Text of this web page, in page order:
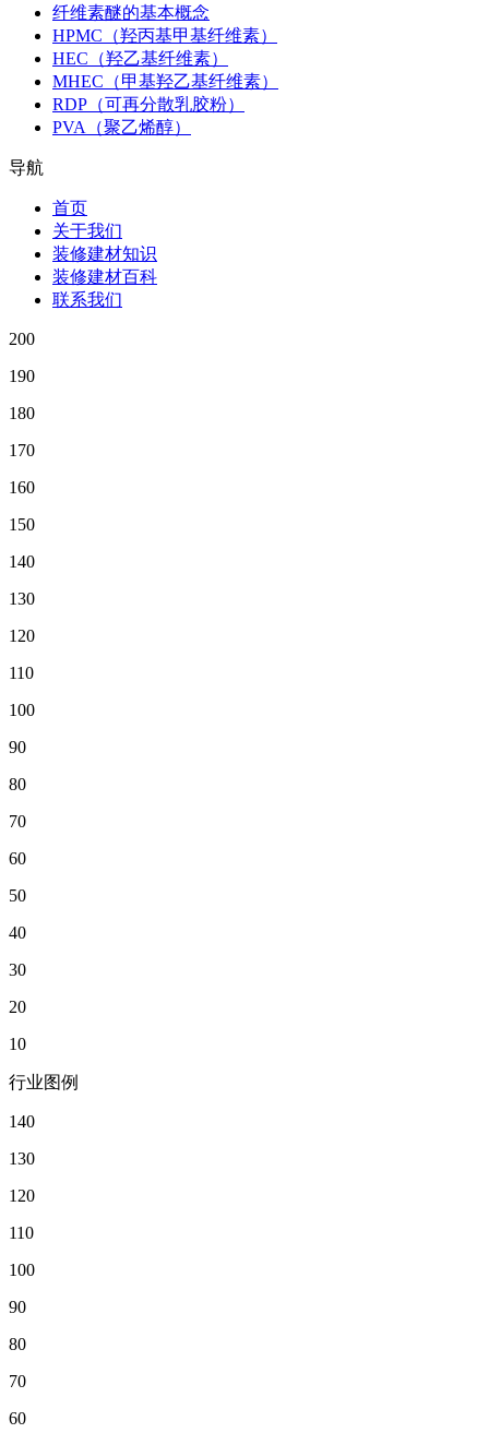
纤维素醚的基本概念
HPMC（羟丙基甲基纤维素）
HEC（羟乙基纤维素）
MHEC（甲基羟乙基纤维素）
RDP（可再分散乳胶粉）
PVA（聚乙烯醇）
导航
首页
关于我们
装修建材知识
装修建材百科
联系我们
200
190
180
170
160
150
140
130
120
110
100
90
80
70
60
50
40
30
20
10
行业图例
140
130
120
110
100
90
80
70
60